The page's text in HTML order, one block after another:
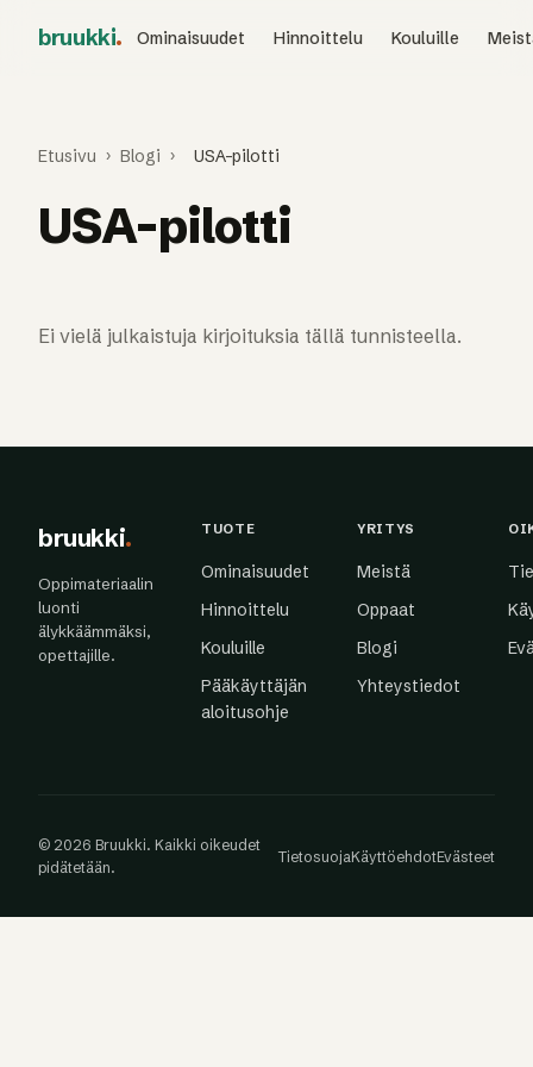
bruukki. Ominaisuudet Hinnoittelu Kouluille
Etusivu › Blogi › USA-pilotti
USA-pilotti
Ei vielä julkaistuja kirjoituksia tällä tunnisteella.
bruukki.
Oppimateriaalin
luonti
älykkäämmäksi,
opettajille.
TUOTE
Ominaisuudet
Hinnoittelu
Kouluille
Pääkäyttäjän
aloitusohje
YRITYS
Meistä
Oppaat
Blogi
Yhteystiedot
© 2026 Bruukki. Kaikki oikeudet
pidätetään.
TietosuojaKäyttöehdotEvästeet